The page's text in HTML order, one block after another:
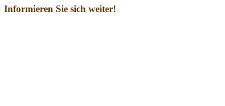
Informieren Sie sich weiter!